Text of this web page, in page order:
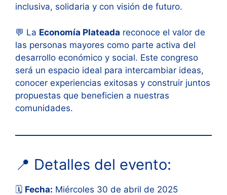
inclusiva, solidaria y con visión de futuro.
💬 La Economía Plateada reconoce el valor de
las personas mayores como parte activa del
desarrollo económico y social. Este congreso
será un espacio ideal para intercambiar ideas,
conocer experiencias exitosas y construir juntos
propuestas que beneficien a nuestras
comunidades.
📍 Detalles del evento:
🗓 Fecha: Miércoles 30 de abril de 2025